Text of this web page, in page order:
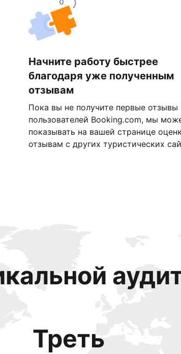
Начните работу быстрее
благодаря уже полученным
отзывам
Пока вы не получите первые отзывы
пользователей Booking.com, мы
показывать на вашей странице
отзывам с других туристических
Треть